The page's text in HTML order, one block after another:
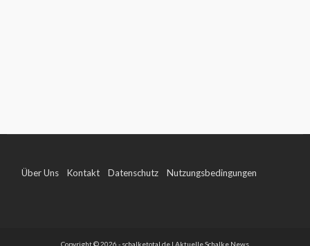
Über Uns Kontakt Datenschutz Nutzungsbedingungen
Copyright © 2026 - schalketotal.de | Aktuelle Schalke News